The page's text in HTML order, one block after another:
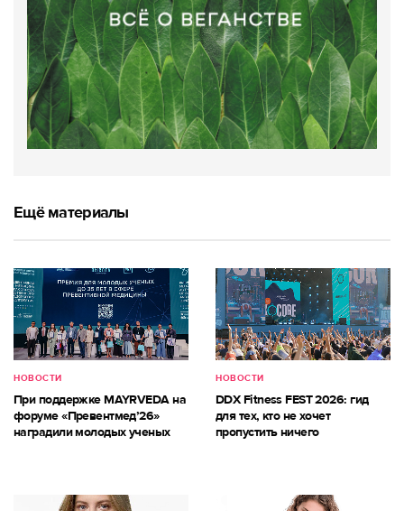
Ещё материалы
НОВОСТИ
При поддержке MAYRVEDA на
форуме «Превентмед’26»
наградили молодых ученых
НОВОСТИ
DDX Fitness FEST 2026: гид
для тех, кто не хочет
пропустить ничего